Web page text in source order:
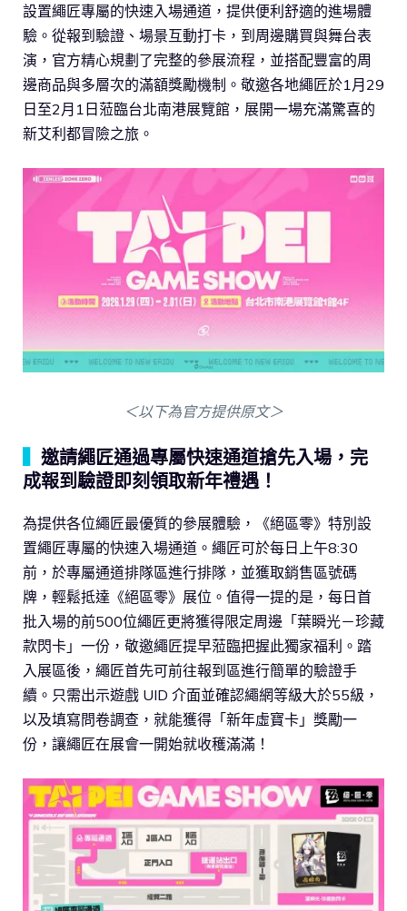
設置繩匠專屬的快速入場通道，提供便利舒適的進場體
驗。從報到驗證、場景互動打卡，到周邊購買與舞台表
演，官方精心規劃了完整的參展流程，並搭配豐富的周
邊商品與多層次的滿額獎勵機制。敬邀各地繩匠於1月29
日至2月1日蒞臨台北南港展覽館，展開一場充滿驚喜的
新艾利都冒險之旅。
＜以下為官方提供原文＞
邀請繩匠通過專屬快速通道搶先入場，完
成報到驗證即刻領取新年禮遇！
為提供各位繩匠最優質的參展體驗，《絕區零》特別設
置繩匠專屬的快速入場通道。繩匠可於每日上午8:30
前，於專屬通道排隊區進行排隊，並獲取銷售區號碼
牌，輕鬆抵達《絕區零》展位。值得一提的是，每日首
批入場的前500位繩匠更將獲得限定周邊「葉瞬光－珍藏
款閃卡」一份，敬邀繩匠提早蒞臨把握此獨家福利。踏
入展區後，繩匠首先可前往報到區進行簡單的驗證手
續。只需出示遊戲 UID 介面並確認繩網等級大於55級，
以及填寫問卷調查，就能獲得「新年虛寶卡」獎勵一
份，讓繩匠在展會一開始就收穫滿滿！